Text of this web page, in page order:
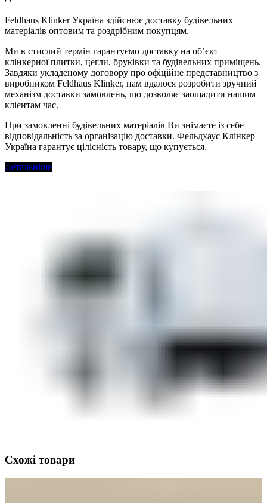
Feldhaus Klinker Україна здійснює доставку будівельних
матеріалів оптовим та роздрібним покупцям.
Ми в стислий термін гарантуємо доставку на об’єкт
клінкерної плитки, цегли, бруківки та будівельних приміщень.
Завдяки укладеному договору про офіційне представництво з
виробником Feldhaus Klinker, нам вдалося розробити зручний
механізм доставки замовлень, що дозволяє заощадити нашим
клієнтам час.
При замовленні будівельних матеріалів Ви знімаєте із себе
відповідальність за організацію доставки. Фельдхаус Клінкер
Україна гарантує цілісність товару, що купується.
Детальніше
Схожі товари